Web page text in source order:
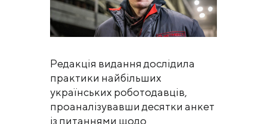
Редакція видання дослідила
практики найбільших
українських роботодавців,
проаналізувавши десятки анкет
із питаннями щодо